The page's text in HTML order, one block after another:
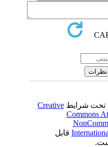
تحت شرایطCreative
Commons
قابل